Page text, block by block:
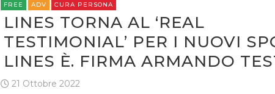
FREE ADV CURA PERSONA
LINES TORNA AL ‘REAL
TESTIMONIAL’ PER I NUOVI
LINES È. FIRMA ARMANDO
21 Ottobre 2022